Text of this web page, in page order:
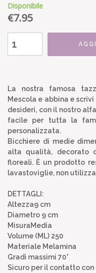
Disponibile
€7.95
La nostra famosa
Mescola e abbina e
desideri, con il nostro
facile per tutta la
personalizzata.
Bicchiere di medie
alta qualità, decorato
floreali. È un prodotto
lavastoviglie, non
DETTAGLI:
Altezza9 cm
Diametro 9 cm
MisuraMedia
Volume (ML) 250
Materiale Melamina
Gradi massimi 70°
Sicuro per il contatto